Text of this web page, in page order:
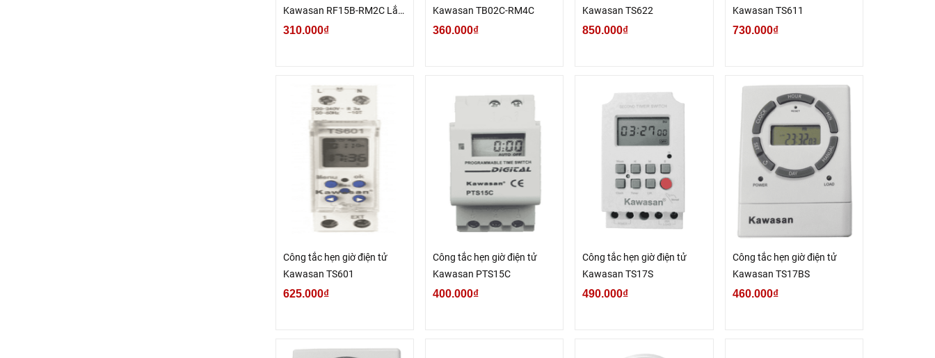
Kawasan RF15B-RM2C Lắp
nổi
310.000₫
Kawasan TB02C-RM4C
360.000₫
Kawasan TS622
850.000₫
Kawasan TS611
730.000₫
Công tắc hẹn giờ điện tử
Kawasan TS601
625.000₫
Công tắc hẹn giờ điện tử
Kawasan PTS15C
400.000₫
Công tắc hẹn giờ điện tử
Kawasan TS17S
490.000₫
Công tắc hẹn giờ điện tử
Kawasan TS17BS
460.000₫